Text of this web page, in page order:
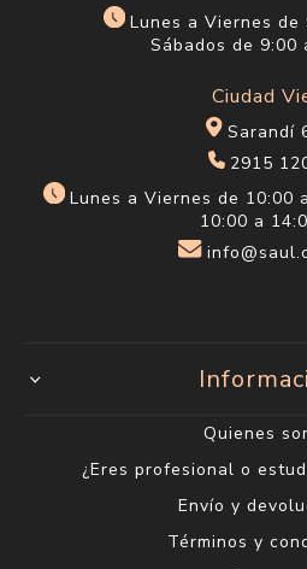
Lunes a Viernes de
Sábados de 9:00
Ciudad
Sarandí
2915
Lunes a Viernes de 10:00
10:00 a
Quienes
¿Eres profesional o
Envío y
Términos y